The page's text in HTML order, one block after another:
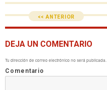
<< ANTERIOR
DEJA UN COMENTARIO
Tu dirección de correo electrónico no será publicada.
Comentario